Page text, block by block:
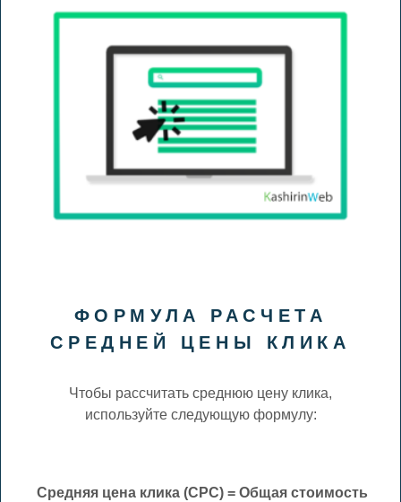
ФОРМУЛА РАСЧЕТА
СРЕДНЕЙ ЦЕНЫ КЛИКА
Чтобы рассчитать среднюю цену клика,
используйте следующую формулу:
Средняя цена клика (CPC) = Общая стоимость